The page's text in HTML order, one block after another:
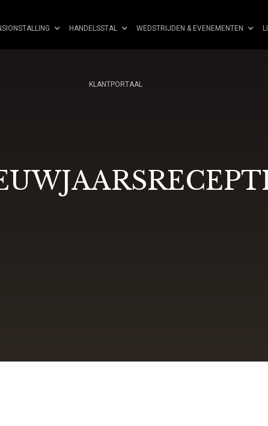
HANDELSSTAL WEDSTRIJDEN & EVENEMENTEN
KLANTPORTAAL